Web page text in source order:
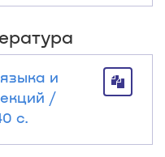
и
/
с.